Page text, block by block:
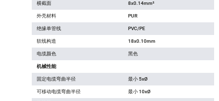
横截面 8x0.14mm²
外壳材料 PUR
绝缘单管线 PVC/PE
软线构造 18x0.10mm
电缆颜色 黑色
机械性能
固定电缆弯曲半径 最小 5xØ
可移动电缆弯曲半径 最小 10xØ